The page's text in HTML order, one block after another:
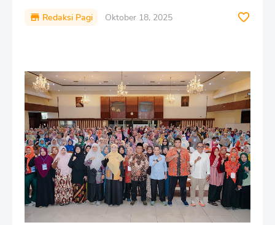
Redaksi Pagi Oktober 18, 2025
i
u
m
B
y
R
a
u
s
h
a
n
D